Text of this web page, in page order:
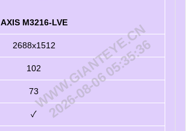
AXIS M3216-LVE
2688x1512
102
73
✓
WWW.GIANTEYE.CN
2026-08-06 05:35:36